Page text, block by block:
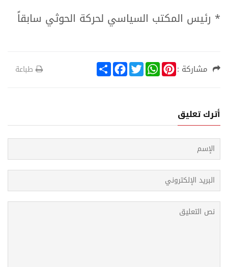
* رئيس المكتب السياسي لحركة الحوثي سابقاً
مشاركة : S
h
F
a
k
T
w
W
h
p
P
i
s
طباعة
أترك تعليق